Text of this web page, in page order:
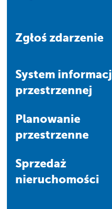
Zgłoś zdarzenie
system informacji
przestrzennej
Planowanie
przestrzenne
Sprzedaż
nieruchomości